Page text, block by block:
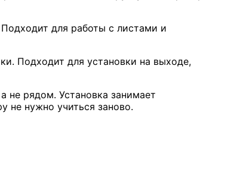
Подходит для работы с листами и
Подходит для установки на выходе,
не рядом. Установка занимает
не нужно учиться заново.